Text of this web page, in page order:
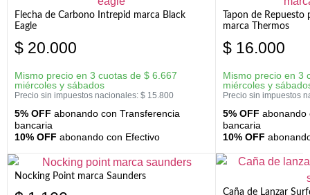
Flecha de Carbono Intrepid marca Black
Eagle
$ 20.000
Mismo precio en 3 cuotas de $ 6.667
miércoles y sábados
Precio sin impuestos nacionales: $ 15.800
5% OFF abonando con Transferencia
bancaria
10% OFF abonando con Efectivo
Tapon de Repuesto
marca Thermos
$ 16.000
Mismo precio en 3
miércoles y
Precio sin impuestos
5% OFF abonando
bancaria
10% OFF
Nocking Point marca Saunders
Caña de Lanzar